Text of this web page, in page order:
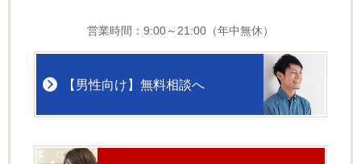
営業時間：9:00～21:00（年中無休）
【男性向け】無料相談へ